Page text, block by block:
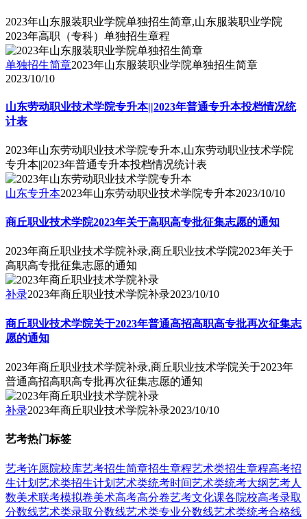
2023年山东服装职业学院单独招生简章,山东服装职业学院
2023年高职（专科）单独招生章程
单独招生简章2023年山东服装职业学院单独招生简章
2023/10/10
山东劳动职业技术学院专升本||2023年普通专升本投档情况统
计表
2023年山东劳动职业技术学院专升本,山东劳动职业技术学院
专升本||2023年普通专升本投档情况统计表
山东专升本2023年山东劳动职业技术学院专升本2023/10/10
商丘职业技术学院2023年关于高职高专批征集志愿的通知
2023年商丘职业技术学院补录,商丘职业技术学院2023年关于
高职高专批征集志愿的通知
补录2023年商丘职业技术学院补录2023/10/10
商丘职业技术学院关于2023年普通高招高职高专批再次征集志
愿的通知
2023年商丘职业技术学院补录,商丘职业技术学院关于2023年
普通高招高职高专批再次征集志愿的通知
补录2023年商丘职业技术学院补录2023/10/10
艺考热门标签
艺考许愿院校库艺考招生简章招生章程艺术类招生章程高考招
生计划 艺术类招生计划 艺术类统考时间艺术类统考大纲艺考人
数美术联考模拟卷美术高考高分卷艺考文化课各院校高考录取
分数线艺术类录取分数线艺术类专业分数线艺术类统考合格线